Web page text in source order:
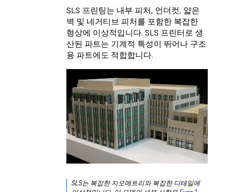
SLS 프린팅는 내부 피처, 언더컷, 얇은
벽 및 네거티브 피처를 포함한 복잡한
형상에 이상적입니다. SLS 프린터로 생
산된 파트는 기계적 특성이 뛰어나 구조
용 파트에도 적합합니다.
SLS는 복잡한 지오메트리와 복잡한 디테일에